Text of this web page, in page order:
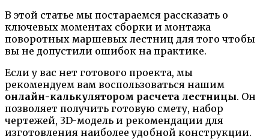
В этой статье мы постараемся рассказать о
ключевых моментах сборки и монтажа
поворотных маршевых лестниц для того чтобы
вы не допустили ошибок на практике.
Если у вас нет готового проекта, мы
рекомендуем вам воспользоваться нашим
онлайн-калькулятором расчета лестницы. Он
позволяет получить готовую смету, набор
чертежей, 3D-модель и рекомендации для
изготовления наиболее удобной конструкции.